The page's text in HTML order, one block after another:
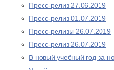
Пресс-релиз 27.06.2019
Пресс-релиз 01.07.2019
Пресс-релизы 26.07.2019
Пресс-релиз 26.07.2019
В новый учебный год за